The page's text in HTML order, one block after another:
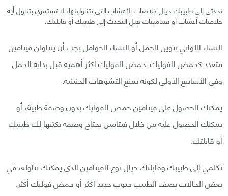
تحدثي إلى طبيبك حيال خلاصات الأعشاب التي تتناولينها، لا تستمري بتناول أية
خلاصات أعشاب أو فيتامينات قبل التحدث إلى طبيبك أو قابلتك.
النساء اللواتي ينوين الحمل أو النساء الحوامل يجب أن يتناولن فيتامين
متعدد كحمض الفوليك. حمض الفوليك أكثر أهمية قبل بداية الحمل
وفي الأسابيع الأولى لكونه يمنع التشوهات الجنينية.
يمكنك الحصول على فيتامين حمض الفوليك بدون وصفة طبية، أو
يمكنك الحصول عليه من خلال فيتامين يحتاج وصفة يكتبها لك طبيبك
أو قابلتك.
تكلمي إلى طبيبك وقابلتك حيال نوع الفيتامين الذي يمكنك تناوله، في
بعض الحالات يصف الطبيب حبوب حديد أكثر أو حمض فوليك أكثر.